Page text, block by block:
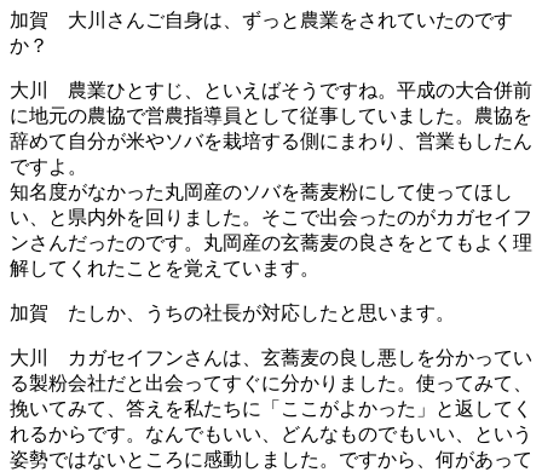
加賀 大川さんご自身は、ずっと農業をされていたのです
か？
大川 農業ひとすじ、といえばそうですね。平成の大合併前
に地元の農協で営農指導員として従事していました。農協を
辞めて自分が米やソバを栽培する側にまわり、営業もしたん
ですよ。
知名度がなかった丸岡産のソバを蕎麦粉にして使ってほし
い、と県内外を回りました。そこで出会ったのがカガセイフ
ンさんだったのです。丸岡産の玄蕎麦の良さをとてもよく理
解してくれたことを覚えています。
加賀 たしか、うちの社長が対応したと思います。
大川 カガセイフンさんは、玄蕎麦の良し悪しを分かってい
る製粉会社だと出会ってすぐに分かりました。使ってみて、
挽いてみて、答えを私たちに「ここがよかった」と返してく
れるからです。なんでもいい、どんなものでもいい、という
姿勢ではないところに感動しました。ですから、何があって